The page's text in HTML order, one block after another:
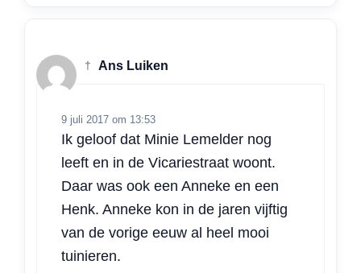
† Ans Luiken
9 juli 2017 om 13:53
Ik geloof dat Minie Lemelder nog
leeft en in de Vicariestraat woont.
Daar was ook een Anneke en een
Henk. Anneke kon in de jaren vijftig
van de vorige eeuw al heel mooi
tuinieren.